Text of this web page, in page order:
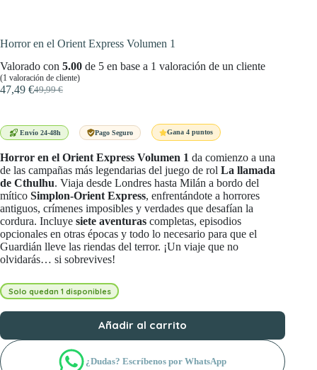
Horror en el Orient Express Volumen 1
Valorado con 5.00 de 5 en base a 1 valoración de un cliente
(1 valoración de cliente)
49,99€
El
era:
47,49 €El
es:
Envío 24-48h Pago Seguro Gana 4 puntos
Horror en el Orient Express Volumen 1 da comienzo a una
de las campañas más legendarias del juego de rol La llamada
de Cthulhu. Viaja desde Londres hasta Milán a bordo del
mítico Simplon-Orient Express, enfrentándote a horrores
antiguos, crímenes imposibles y verdades que desafían la
cordura. Incluye siete aventuras completas, episodios
opcionales en otras épocas y todo lo necesario para que el
Guardián lleve las riendas del terror. ¡Un viaje que no
olvidarás… si sobrevives!
Solo quedan 1 disponibles
Añadir al carrito
¿Dudas? Escríbenos por WhatsApp